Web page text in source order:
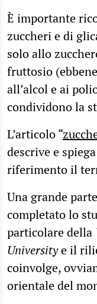
È importante
zuccheri e di
solo allo
fruttosio
all’alcol e ai
condividono la
L’articolo “
descrive e
riferimento il
Una grande
completato lo
particolare della
Universitye il
coinvolge,
orientale del